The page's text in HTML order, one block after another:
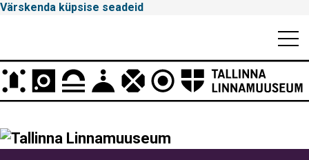
Värskenda küpsise seadeid
Peamenüü